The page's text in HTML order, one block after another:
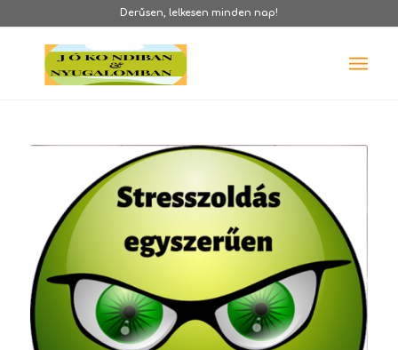
Derűsen, lelkesen minden nap!